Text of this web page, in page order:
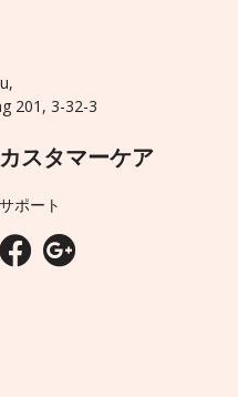
201, 3-32-3
カスタマーケア
サポート